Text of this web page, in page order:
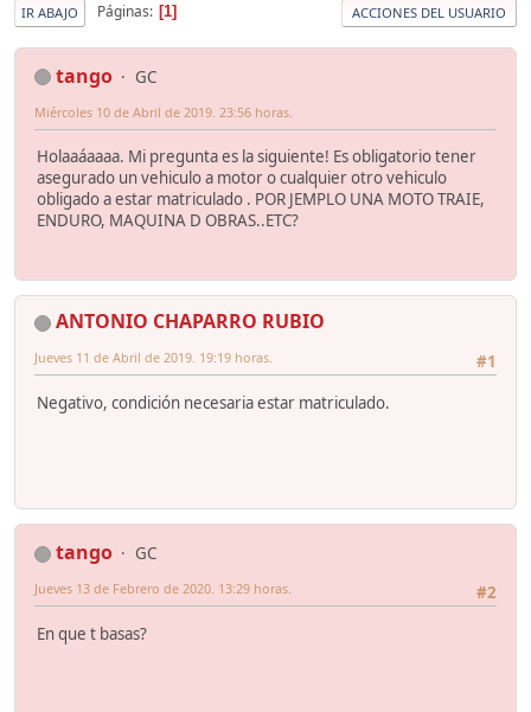
IR ABAJO Páginas 1 ACCIONES DEL USUARIO
tango GC
Miércoles 10 de Abril de 2019. 23:56 horas.
Holaaáaaaa. Mi pregunta es la siguiente! Es obligatorio tener
asegurado un vehiculo a motor o cualquier otro vehiculo
obligado a estar matriculado . POR JEMPLO UNA MOTO TRAIE,
ENDURO, MAQUINA D OBRAS..ETC?
ANTONIO CHAPARRO RUBIO
#1
Jueves 11 de Abril de 2019. 19:19 horas.
Negativo, condición necesaria estar matriculado.
tango
GC
#2
Jueves 13 de Febrero de 2020. 13:29 horas.
En que t basas?